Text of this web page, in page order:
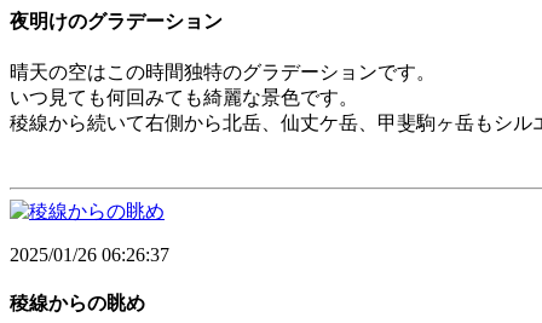
夜明けのグラデーション
晴天の空はこの時間独特のグラデーションです。
いつ見ても何回みても綺麗な景色です。
稜線から続いて右側から北岳、仙丈ケ岳、甲斐駒ヶ岳もシル
2025/01/26 06:26:37
稜線からの眺め